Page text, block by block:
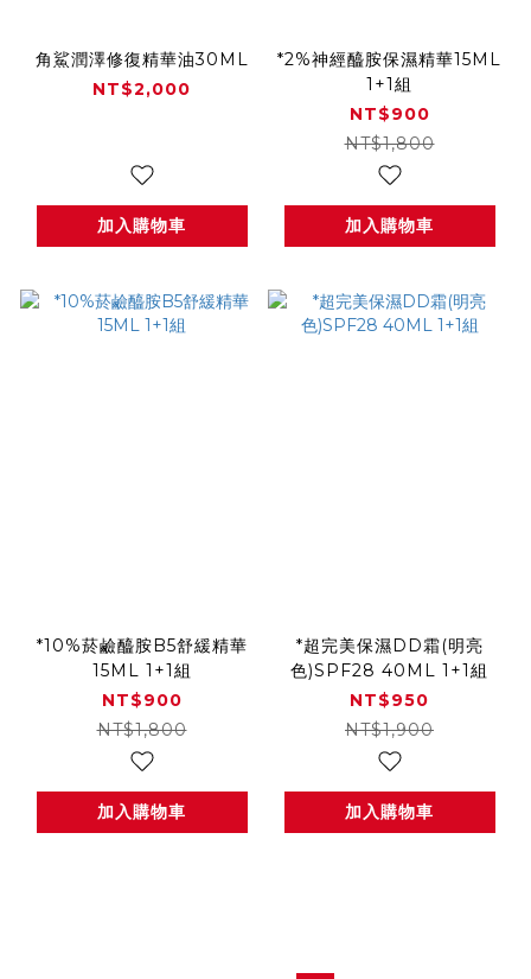
角鯊潤澤修復精華油30ML
NT$2,000
加入購物車
*2%神經醯胺保濕精華15ML
1+1組
NT$900
NT$1,800
加入購物車
*10%菸鹼醯胺B5舒緩精華
15ML 1+1組
NT$900
NT$1,800
加入購物車
*超完美保濕DD霜(明亮
色)SPF28 40ML 1+1組
NT$950
NT$1,900
加入購物車